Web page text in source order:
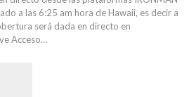
a las 6:25 am hora de Hawaii, es decir a
será dada en directo en
Acceso…